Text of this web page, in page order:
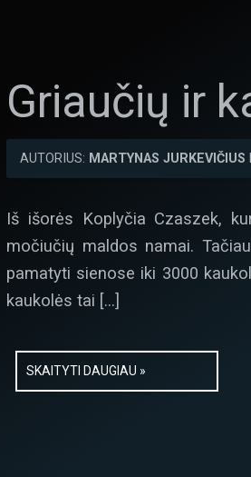
Griaučių ir
AUTORIUS: MARTYNAS JURKEVIČIUS
Iš išorės Koplyčia Czaszek,
močiučių maldos namai.
pamatyti sienose iki 3000
kaukolės tai […]
SKAITYTI DAUGIAU »